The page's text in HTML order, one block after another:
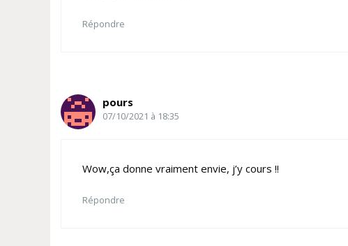
Répondre
pours
07/10/2021 à 18:35
Wow,ça donne vraiment envie, j’y cours !!
Répondre